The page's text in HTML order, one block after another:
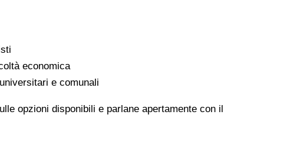
economica
e comunali
opzioni disponibili e parlane apertamente con il